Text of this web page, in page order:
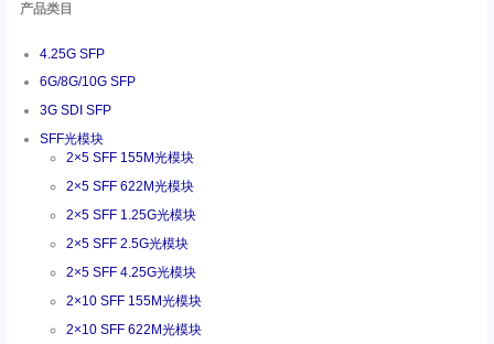
产品类目
4.25G SFP
6G/8G/10G SFP
3G SDI SFP
SFF光模块
2×5 SFF 155M光模块
2×5 SFF 622M光模块
2×5 SFF 1.25G光模块
2×5 SFF 2.5G光模块
2×5 SFF 4.25G光模块
2×10 SFF 155M光模块
2×10 SFF 622M光模块